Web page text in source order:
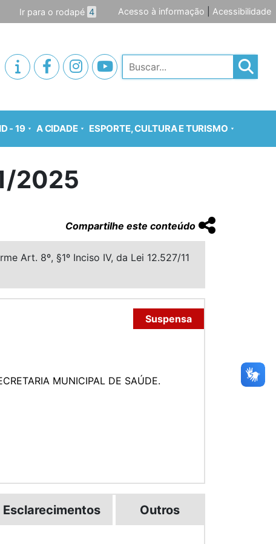
Ir para o rodapé 4 Acesso à informação Acessibilidade
Pesquisar
- 19 A CIDADE ESPORTE, CULTURA E TURISMO
2025
Compartilhe este conteúdo
Art. 8º, §1º Inciso IV, da Lei 12.527/11
Suspensa
MUNICIPAL DE SAÚDE.
Esclarecimentos Outros